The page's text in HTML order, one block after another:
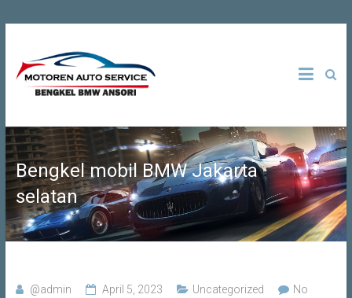
content
Motoren
Auto
Service
Bengkel
Spesialis
BMW di
Jakarta |
| Depok |
Bogor |
Bekasi
Bengkel mobil BMW Jakarta
selatan
@admin April 5, 2023 Uncategorized
No